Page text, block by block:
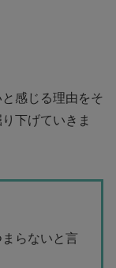
感じる理由をそ
下げていきま
らないと言